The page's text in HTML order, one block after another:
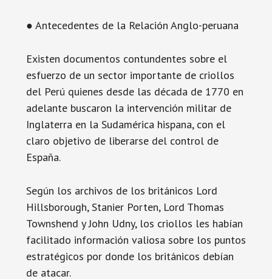
● Antecedentes de la Relación Anglo-peruana
Existen documentos contundentes sobre el
esfuerzo de un sector importante de criollos
del Perú quienes desde las década de 1770 en
adelante buscaron la intervención militar de
Inglaterra en la Sudamérica hispana, con el
claro objetivo de liberarse del control de
España.
Según los archivos de los británicos Lord
Hillsborough, Stanier Porten, Lord Thomas
Townshend y John Udny, los criollos les habían
facilitado información valiosa sobre los puntos
estratégicos por donde los británicos debían
de atacar.